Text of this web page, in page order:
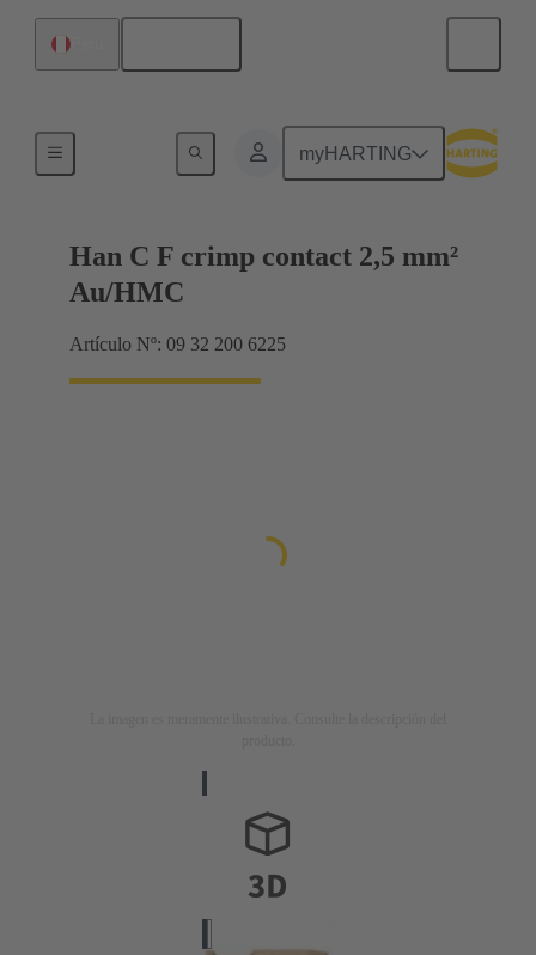
myHARTING
Han C F crimp contact 2,5 mm²
Au/HMC
Artículo Nº: 09 32 200 6225